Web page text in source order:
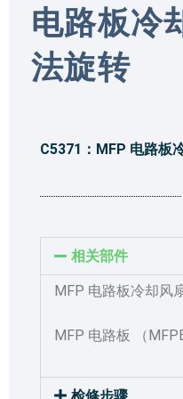
电路板冷
法旋转
C5371：MFP 电路板
相关部件
MFP 电路板冷却风
MFP 电路板 （MFPB